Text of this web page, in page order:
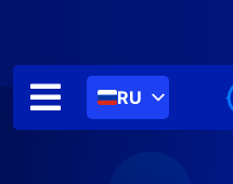
содержанию
RU